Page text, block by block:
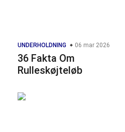
UNDERHOLDNING 06 mar 2026
36 Fakta Om
Rulleskøjteløb